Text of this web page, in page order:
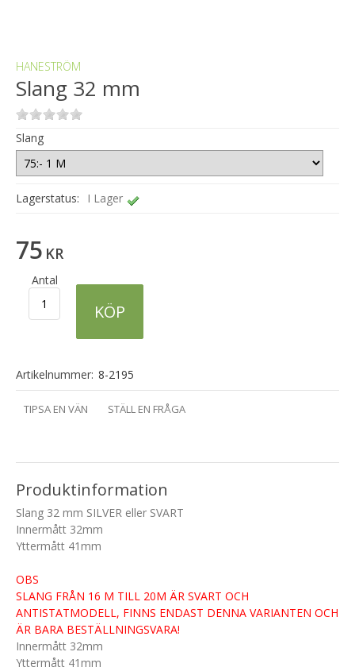
HANESTRÖM
Slang 32 mm
Slang
Lagerstatus: I Lager
75 KR
Antal
KÖP
Artikelnummer: 8-2195
TIPSA EN VÄN STÄLL EN FRÅGA
Produktinformation
Slang 32 mm SILVER eller SVART
Innermått 32mm
Yttermått 41mm
OBS
SLANG FRÅN 16 M TILL 20M ÄR SVART OCH
ANTISTATMODELL, FINNS ENDAST DENNA VARIANTEN OCH
ÄR BARA BESTÄLLNINGSVARA!
Innermått 32mm
Yttermått 41mm